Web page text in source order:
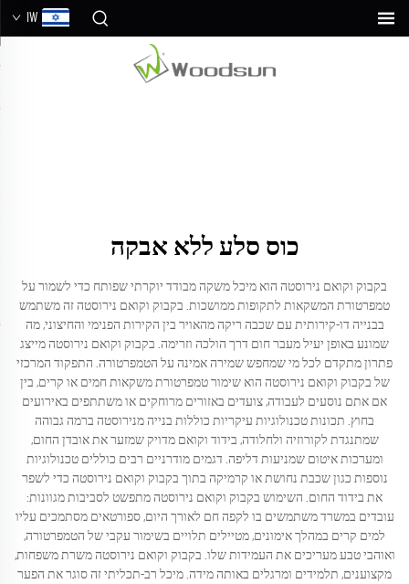
IW
כוס סלע ללא אבקה
בקבוק וקואם נירוסטה הוא מיכל משקה מבודד יוקרתי שפותח כדי לשמור על
טמפרטורת המשקאות לתקופות ממושכות. בקבוק וקואם נירוסטה זה משתמש
בבנייה דו-קירותית עם שכבה ריקה מהאויר בין הקירות הפנימי והחיצוני, מה
שמונע באופן יעיל מעבר חום דרך הולכה וזרימה. בקבוק וקואם נירוסטה מייצג
פתרון מתקדם לכל מי שמחפש שמירה אמינה על הטמפרטורה. התפקוד המרכזי
של בקבוק וקואם נירוסטה הוא שימור טמפרטורת משקאות חמים או קרים, בין
אם אתם נוסעים לעבודה, צועדים באזורים מרוחקים או משתתפים באירועים
בחוץ. תכונות טכנולוגיות עיקריות כוללות בנייה מנירוסטה ברמה גבוהה
שמתנגדת לקורוזיה ולחלודה, בידוד וקואם מדויק שמזער את אובדן החום,
ומערכות איטום שמניעות דליפה. דגמים מודרניים רבים כוללים טכנולוגיות
נוספות כגון שכבת נחושת או קרמיקה בתוך בקבוק וקואם נירוסטה כדי לשפר
את בידוד החום. השימוש בקבוק וקואם נירוסטה מתפשט לסביבות מגוונות:
עובדים במשרד משתמשים בו לקפה חם לאורך היום, ספורטאים מסתמכים עליו
למים קרים במהלך אימונים, מטיילים תלויים בשימור עקבי של הטמפרטורה,
ואוהבי טבע מעריכים את העמידות שלו. בקבוק וקואם נירוסטה משרת משפחות,
מקצוענים, תלמידים ומרגלים באותה מידה. מיכל רב-תכליתי זה סוגר את הפער